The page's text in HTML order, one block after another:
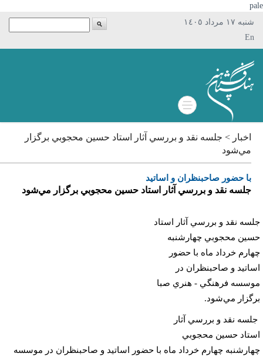
شنبه ١٧ مرداد ١٤٠٥
En
اخبار > جلسه نقد و بررسي آثار استاد حسين محجوبي برگزار
مي‌شود
با حضور صاحبنظران و اساتيد
جلسه نقد و بررسي آثار استاد حسين محجوبي برگزار مي‌شود
نقد و بررسي آثار استاد
محجوبي چهارشنبه
خرداد ماه با حضور
و صاحبنظران در
فرهنگي - هنري صبا
مي‌شود.
نقد و بررسي آثار
حسين محجوبي
چهارم خرداد ماه با حضور اساتيد و صاحبنظران در موسسه